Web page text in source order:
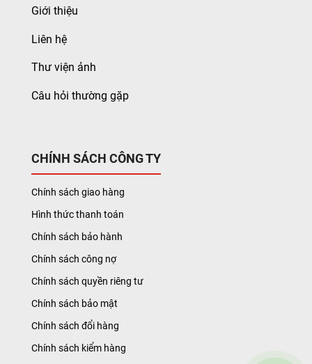
Giới thiệu
Liên hệ
Thư viện ảnh
Câu hỏi thường gặp
CHÍNH SÁCH CÔNG TY
Chính sách giao hàng
Hình thức thanh toán
Chính sách bảo hành
Chính sách công nợ
Chính sách quyền riêng tư
Chính sách bảo mật
Chính sách đổi hàng
Chính sách kiểm hàng